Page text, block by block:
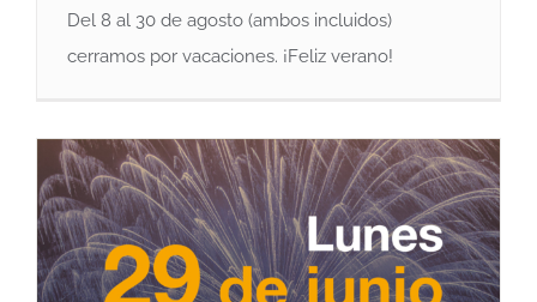
Vacaciones de verano
Del 8 al 30 de agosto (ambos incluidos)
cerramos por vacaciones. ¡Feliz verano!